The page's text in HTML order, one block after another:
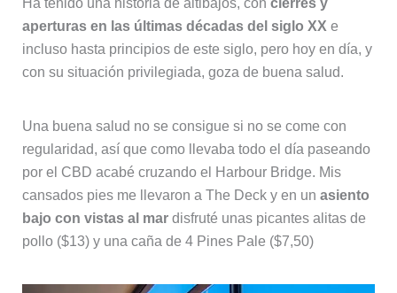
aperturas en las últimas décadas del siglo XX e
incluso hasta principios de este siglo, pero hoy en día, y
con su situación privilegiada, goza de buena salud.
Una buena salud no se consigue si no se come con
regularidad, así que como llevaba todo el día paseando
por el CBD acabé cruzando el Harbour Bridge. Mis
cansados pies me llevaron a The Deck y en un asiento
bajo con vistas al mardisfruté unas picantes alitas de
pollo ($13) y una caña de 4 Pines Pale ($7,50)